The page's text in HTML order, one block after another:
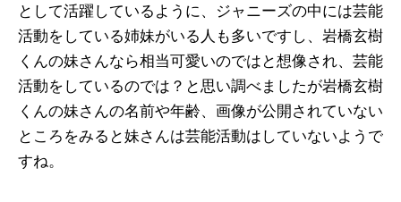
として活躍しているように、ジャニーズの中には芸能
活動をしている姉妹がいる人も多いですし、岩橋玄樹
くんの妹さんなら相当可愛いのではと想像され、芸能
活動をしているのでは？と思い調べましたが岩橋玄樹
くんの妹さんの名前や年齢、画像が公開されていない
ところをみると妹さんは芸能活動はしていないようで
すね。